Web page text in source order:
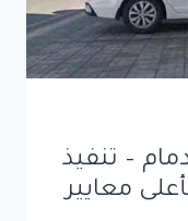
– تنفيذ
معايير